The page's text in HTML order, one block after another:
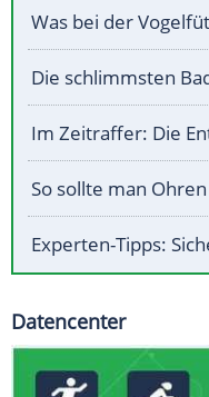
Was bei der
Die schlimmsten
Im Zeitraffer: Die
So sollte man
Experten-Tipps:
Datencenter